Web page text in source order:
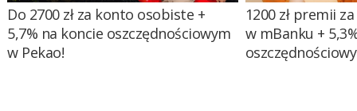
Do 2700 zł za konto osobiste +
5,7% na koncie oszczędnościowym
w Pekao!
1200 zł premii
w mBanku +